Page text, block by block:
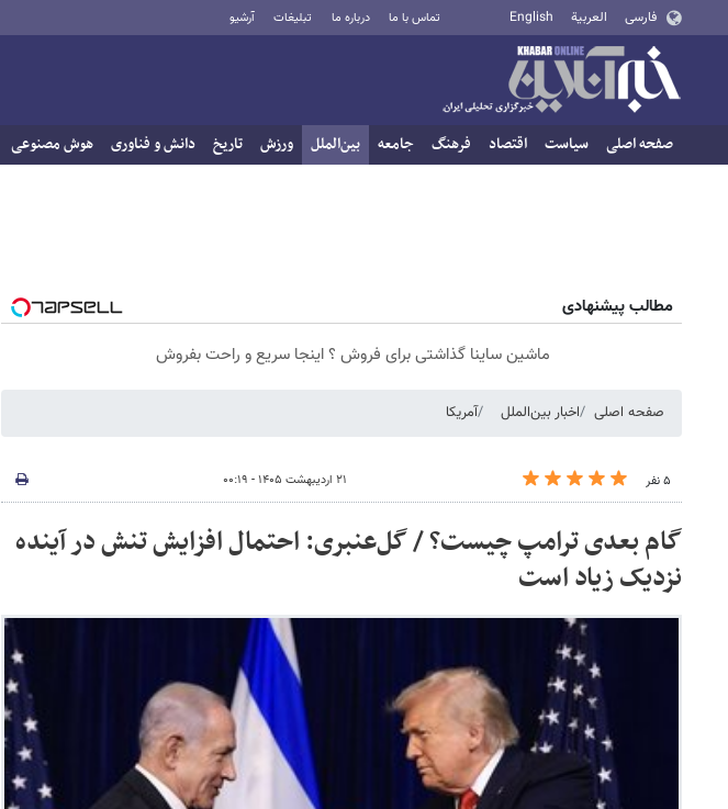
فارسی العربية English تماس با ما درباره ما تبلیغات آرشیو
صفحه اصلی سیاست اقتصاد فرهنگ جامعه بین‌الملل ورزش تاریخ دانش و فناوری هوش مصنوعی
مطالب پیشنهادی
ماشین ساینا گذاشتی برای فروش ؟ اینجا سریع و راحت بفروش
صفحه اصلی اخبار بین‌الملل آمریکا
۵ نفر ۲۱ اردیبهشت ۱۴۰۵ - ۰۰:۱۹
گام بعدی ترامپ چیست؟ / گل‌عنبری: احتمال افزایش تنش در آینده
نزدیک زیاد است